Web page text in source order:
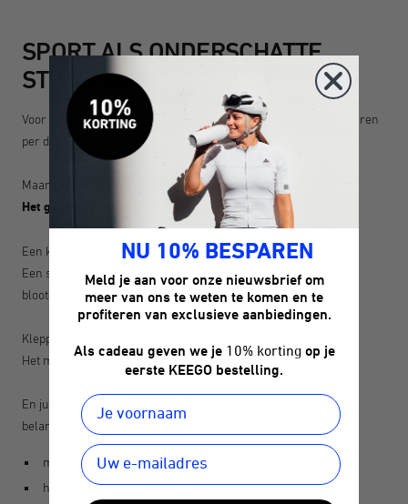
SPORT ALS ONDERSCHATTE
STIMULANS
Voor sporters is drinken een dagelijkse gewoonte. Meerdere keren
per dag. Jarenlang.
Maar juist deze routine heeft een bijzonder kenmerk:
Het gebruik is intensiever.
Een klassieke drinkfles wordt geopend en gesloten.
Een sportfles wordt bovendien ingedrukt, vervoerd, geschud,
blootgesteld aan de zon en vaak schoongemaakt.
Kleppen en mondstukken zorgen voor extra wrijving.
Het materiaal wordt voortdurend belast.
En juist deze factoren zijn in het onderzoek aangemerkt als de
belangrijkste drijvende krachten:
mechanische slijtage
herhaalde belasting
NU 10% BESPAREN
Meld je aan voor onze nieuwsbrief om
meer van ons te weten te komen en te
profiteren van exclusieve aanbiedingen.
Als cadeau geven we je 10% kortingop je
eerste KEEGO bestelling.